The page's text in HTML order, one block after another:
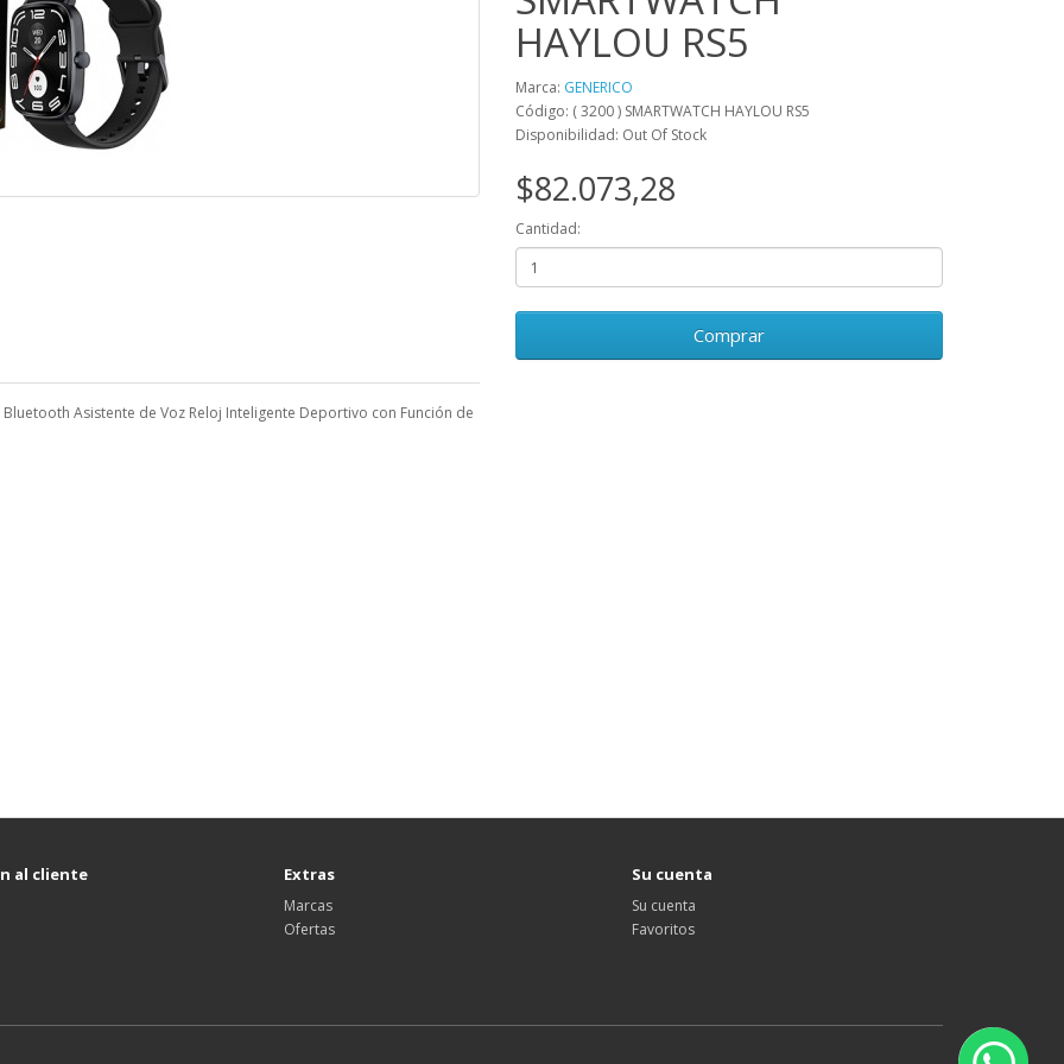
Bluetooth Asistente de Voz Reloj Inteligente Deportivo con Función de
HAYLOU RS5
Marca: GENERICO
Código: ( 3200 ) SMARTWATCH HAYLOU RS5
Disponibilidad: Out Of Stock
$82.073,28
Cantidad:
Comprar
al cliente Extras
Marcas
Ofertas
Su cuenta
Su cuenta
Favoritos